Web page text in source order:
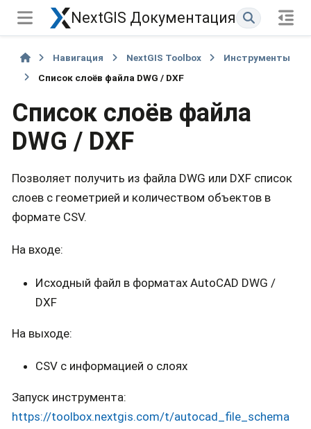
NextGIS Документация
Навигация NextGIS Toolbox
Инструменты
Список слоёв файла DWG / DXF
Список слоёв файла
DWG / DXF
Позволяет получить из файла DWG или DXF список
слоев с геометрией и количеством объектов в
формате CSV.
На входе:
Исходный файл в форматах AutoCAD DWG /
DXF
На выходе:
CSV с информацией о слоях
Запуск инструмента:
https://toolbox.nextgis.com/t/autocad_file_schema